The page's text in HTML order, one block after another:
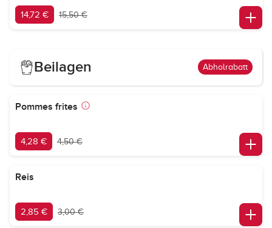
14,72 € 15,50 €
Beilagen Abholrabatt
Pommes frites
4,28 € 4,50 €
Reis
2,85 € 3,00 €